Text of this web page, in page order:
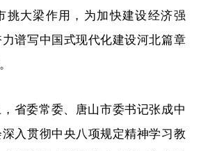
挑大梁作用，为加快建设经济强
谱写中国式现代化建设河北篇章
省委常委、唐山市委书记张成中
入贯彻中央八项规定精神学习教